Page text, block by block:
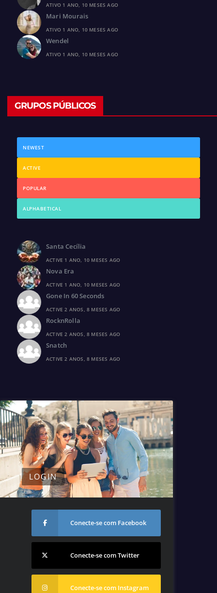
ATIVO 1 ANO, 10 MESES AGO
Mari Mourais
ATIVO 1 ANO, 10 MESES AGO
Wendel
ATIVO 1 ANO, 10 MESES AGO
GRUPOS PÚBLICOS
NEWEST
ACTIVE
POPULAR
ALPHABETICAL
Santa Cecília
ACTIVE 1 ANO, 10 MESES AGO
Nova Era
ACTIVE 1 ANO, 10 MESES AGO
Gone In 60 Seconds
ACTIVE 2 ANOS, 8 MESES AGO
RocknRolla
ACTIVE 2 ANOS, 8 MESES AGO
Snatch
ACTIVE 2 ANOS, 8 MESES AGO
LOGIN
Conecte-se com Facebook
Conecte-se com Twitter
Conecte-se com Instagram